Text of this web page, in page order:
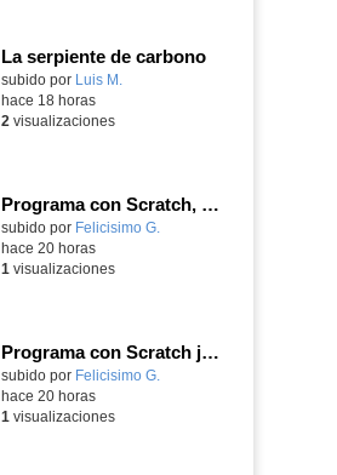
La serpiente de carbono
Contenido educativo.
subido por Luis M.
hace 18 horas
2 visualizaciones
Programa con Scratch, 8 diferentes juegos para vivir la emoción de los partidos de España en el mundial 2026
Contenido educativo.
subido por Felicisimo G.
hace 20 horas
1 visualizaciones
Programa con Scratch juegos con los partidos del mundial 2026 ganados por España
Contenido educativo.
subido por Felicisimo G.
hace 20 horas
1 visualizaciones